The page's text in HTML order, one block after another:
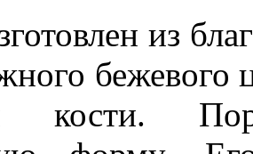
из
бежевого
кости.